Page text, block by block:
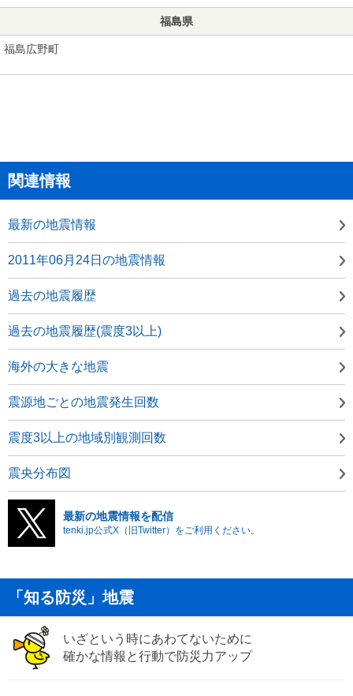
福島県
福島広野町
関連情報
最新の地震情報
2011年06月24日の地震情報
過去の地震履歴
過去の地震履歴(震度3以上)
海外の大きな地震
震源地ごとの地震発生回数
震度3以上の地域別観測回数
震央分布図
最新の地震情報を配信
tenki.jp公式X（旧Twitter）をご利用ください。
「知る防災」地震
いざという時にあわてないために
確かな情報と行動で防災力アップ